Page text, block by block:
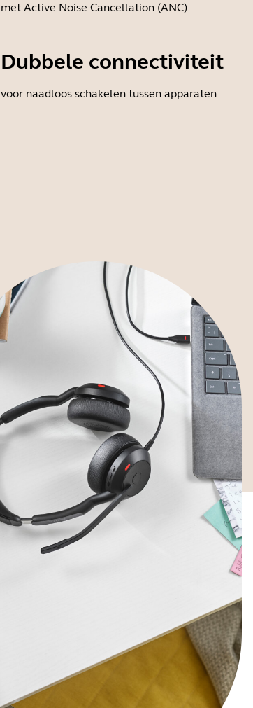
met Active Noise Cancellation (ANC)
Dubbele connectiviteit
voor naadloos schakelen tussen apparaten